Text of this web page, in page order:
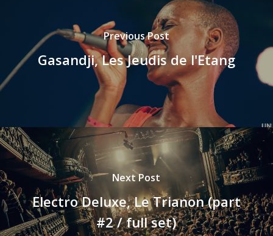
Previous Post
Gasandji, Les Jeudis de l'Etang
Next Post
Electro Deluxe, Le Trianon (part
#2 / full set)